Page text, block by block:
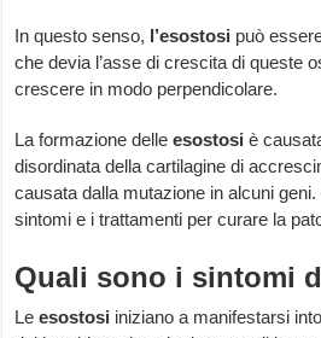
In questo senso, l’esostosi può
che devia l’asse di crescita di queste
crescere in modo perpendicolare.
La formazione delleesostosi è
disordinata della cartilagine di
causata dalla mutazione in alcuni
sintomi e i trattamenti per curare la
Quali sono i sintomi
Leesostosi iniziano a manifestarsi